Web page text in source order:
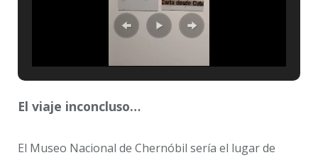
El viaje inconcluso…
El Museo Nacional de Chernóbil sería el lugar de